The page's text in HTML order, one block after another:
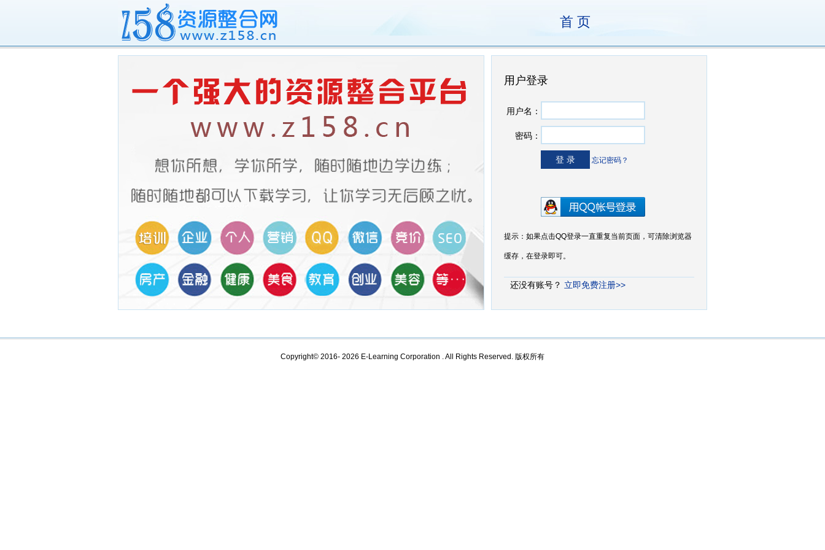
首 页
用户登录
用户名：
密码：
忘记密码？
提示：如果点击QQ登录一直重复当前页面，可清除浏览器
缓存，在登录即可。
还没有账号？ 立即免费注册>>
Copyright© 2016- 2026 E-Learning Corporation . All Rights Reserved. 版权所有